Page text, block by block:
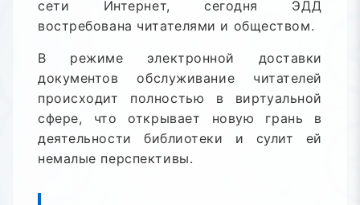
сети Интернет, сегодня ЭДД
востребована читателями и обществом.
В режиме электронной доставки
документов обслуживание читателей
происходит полностью в виртуальной
сфере, что открывает новую грань в
деятельности библиотеки и сулит ей
немалые перспективы.